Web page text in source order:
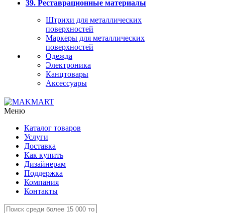
39. Реставрационные материалы
Штрихи для металлических
поверхностей
Маркеры для металлических
поверхностей
Одежда
Электроника
Канцтовары
Аксессуары
Меню
Каталог товаров
Услуги
Доставка
Как купить
Дизайнерам
Поддержка
Компания
Контакты